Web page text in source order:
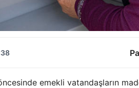
emekli vatandaşların